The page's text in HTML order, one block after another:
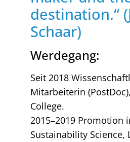
destination.“
Schaar)
Werdegang:
Seit 2018
Mitarbeiterin
College.
2015–2019 Promotion
Sustainability Science,